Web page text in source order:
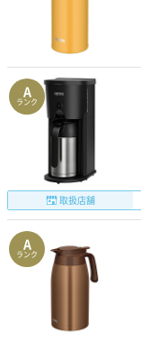
A
ランク
取扱店舗
A
ランク